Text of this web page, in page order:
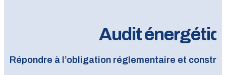
Audit
Répondre à l’obligation réglementaire et